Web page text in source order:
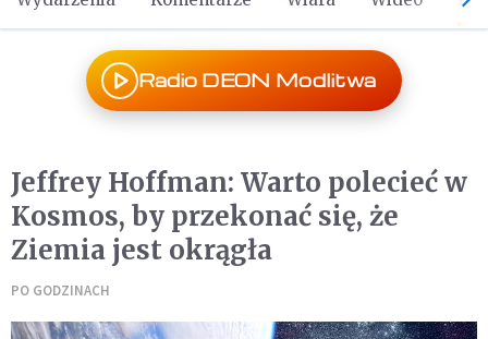
Radio DEON Modlitwa
Jeffrey Hoffman: Warto polecieć w
Kosmos, by przekonać się, że
Ziemia jest okrągła
PO GODZINACH